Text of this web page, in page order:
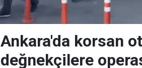
Ankara'da korsan
değnekçilere